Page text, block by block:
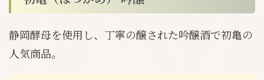
静岡酵母を使用し、丁寧の醸された吟醸酒で初亀の
人気商品。